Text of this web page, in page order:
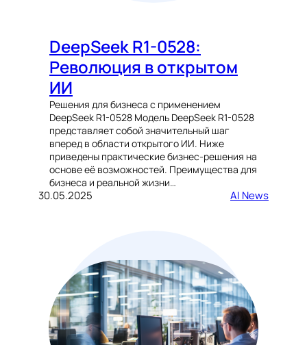
DeepSeek R1-0528:
Революция в открытом
ИИ
Решения для бизнеса с применением
DeepSeek R1-0528 Модель DeepSeek R1-0528
представляет собой значительный шаг
вперед в области открытого ИИ. Ниже
приведены практические бизнес-решения на
основе её возможностей. Преимущества для
бизнеса и реальной жизни…
30.05.2025 AI News